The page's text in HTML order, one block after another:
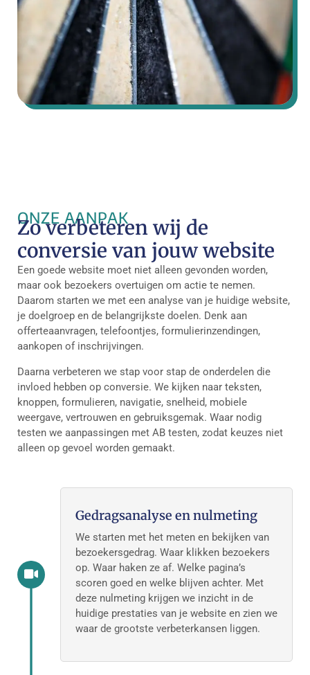
ONZE AANPAK
Zo verbeteren wij de
conversie van jouw website
Een goede website moet niet alleen gevonden worden,
maar ook bezoekers overtuigen om actie te nemen.
Daarom starten we met een analyse van je huidige website,
je doelgroep en de belangrijkste doelen. Denk aan
offerteaanvragen, telefoontjes, formulierinzendingen,
aankopen of inschrijvingen.
Daarna verbeteren we stap voor stap de onderdelen die
invloed hebben op conversie. We kijken naar teksten,
knoppen, formulieren, navigatie, snelheid, mobiele
weergave, vertrouwen en gebruiksgemak. Waar nodig
testen we aanpassingen met AB testen, zodat keuzes niet
alleen op gevoel worden gemaakt.
Gedragsanalyse en nulmeting
We starten met het meten en bekijken van
bezoekersgedrag. Waar klikken bezoekers
op. Waar haken ze af. Welke pagina’s
scoren goed en welke blijven achter. Met
deze nulmeting krijgen we inzicht in de
huidige prestaties van je website en zien we
waar de grootste verbeterkansen liggen.